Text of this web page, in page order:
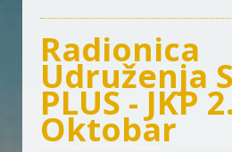
Radionica
Udruženja
PLUS - JKP 2.
Oktobar